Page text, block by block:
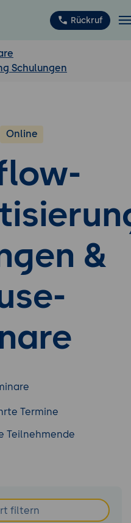
Rückruf
Schulungen
Online
&
Termine
Teilnehmende